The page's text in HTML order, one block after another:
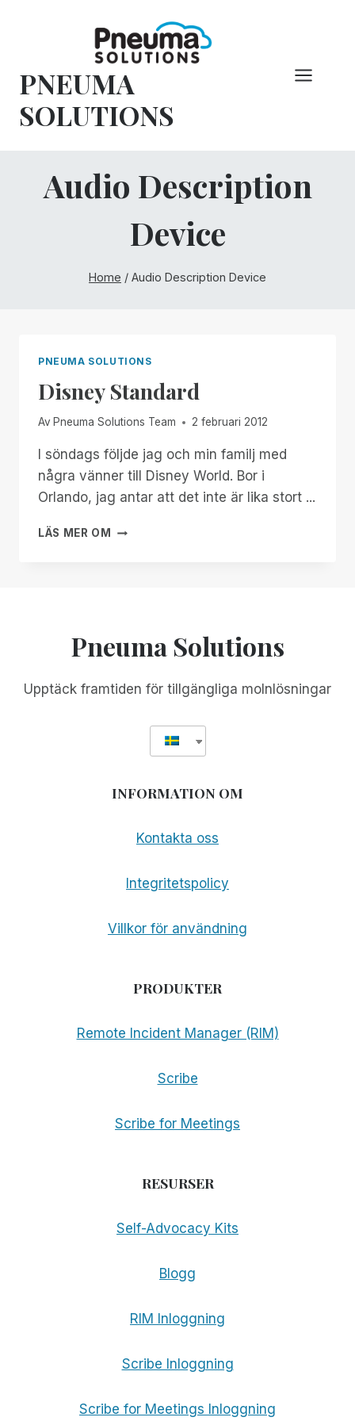
PNEUMA
SOLUTIONS
Audio Description
Device
Home / Audio Description Device
PNEUMA SOLUTIONS
Disney Standard
Av Pneuma Solutions Team 2 februari 2012
I söndags följde jag och min familj med
några vänner till Disney World. Bor i
Orlando, jag antar att det inte är lika stort ...
LÄS MER OM
DISNEY
Pneuma Solutions
Upptäck framtiden för tillgängliga molnlösningar
INFORMATION OM
Kontakta oss
Integritetspolicy
Villkor för användning
PRODUKTER
Remote Incident Manager (RIM)
Scribe
Scribe for Meetings
RESURSER
Self-Advocacy Kits
Blogg
RIM Inloggning
Scribe Inloggning
Scribe for Meetings Inloggning